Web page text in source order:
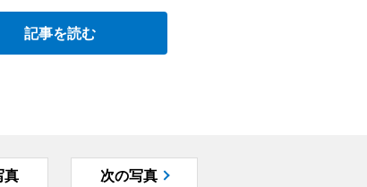
記事を読む
真 次の写真